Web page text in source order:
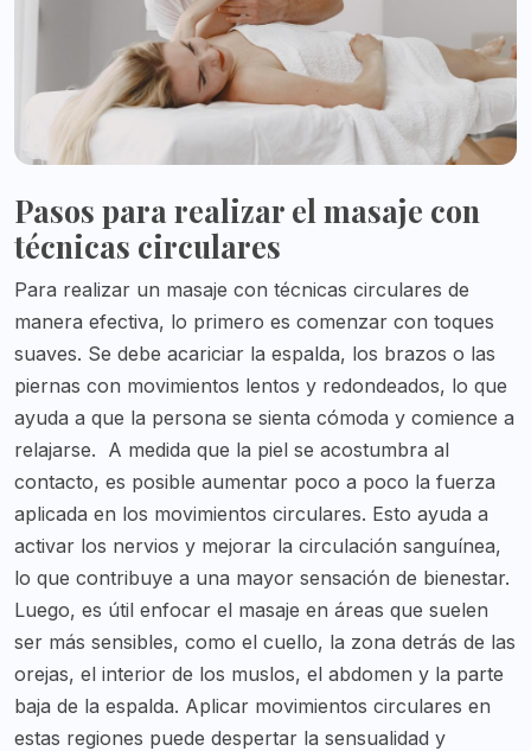
Pasos para realizar el masaje con
técnicas circulares
Para realizar un masaje con técnicas circulares de
manera efectiva, lo primero es comenzar con toques
suaves. Se debe acariciar la espalda, los brazos o las
piernas con movimientos lentos y redondeados, lo que
ayuda a que la persona se sienta cómoda y comience a
relajarse. A medida que la piel se acostumbra al
contacto, es posible aumentar poco a poco la fuerza
aplicada en los movimientos circulares. Esto ayuda a
activar los nervios y mejorar la circulación sanguínea,
lo que contribuye a una mayor sensación de bienestar.
Luego, es útil enfocar el masaje en áreas que suelen
ser más sensibles, como el cuello, la zona detrás de las
orejas, el interior de los muslos, el abdomen y la parte
baja de la espalda. Aplicar movimientos circulares en
estas regiones puede despertar la sensualidad y